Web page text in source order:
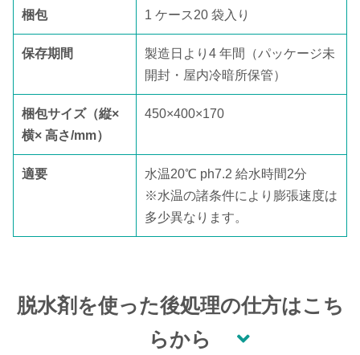
梱包 1 ケース20 袋入り
保存期間
製造日より4 年間（パッケージ未
開封・屋内冷暗所保管）
梱包サイズ（縦×
横× 高さ/mm）
450×400×170
適要
水温20℃ ph7.2 給水時間2分
※水温の諸条件により膨張速度は
多少異なります。
脱水剤を使った後処理の仕方はこち
らから